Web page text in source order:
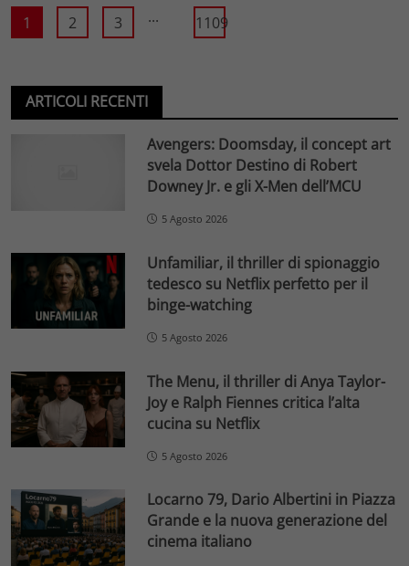
1 2 3 ... 1109
ARTICOLI RECENTI
Avengers: Doomsday, il concept art
svela Dottor Destino di Robert
Downey Jr. e gli X-Men dell’MCU
5 Agosto 2026
Unfamiliar, il thriller di spionaggio
tedesco su Netflix perfetto per il
binge-watching
5 Agosto 2026
The Menu, il thriller di Anya Taylor-
Joy e Ralph Fiennes critica l’alta
cucina su Netflix
5 Agosto 2026
Locarno 79, Dario Albertini in Piazza
Grande e la nuova generazione del
cinema italiano